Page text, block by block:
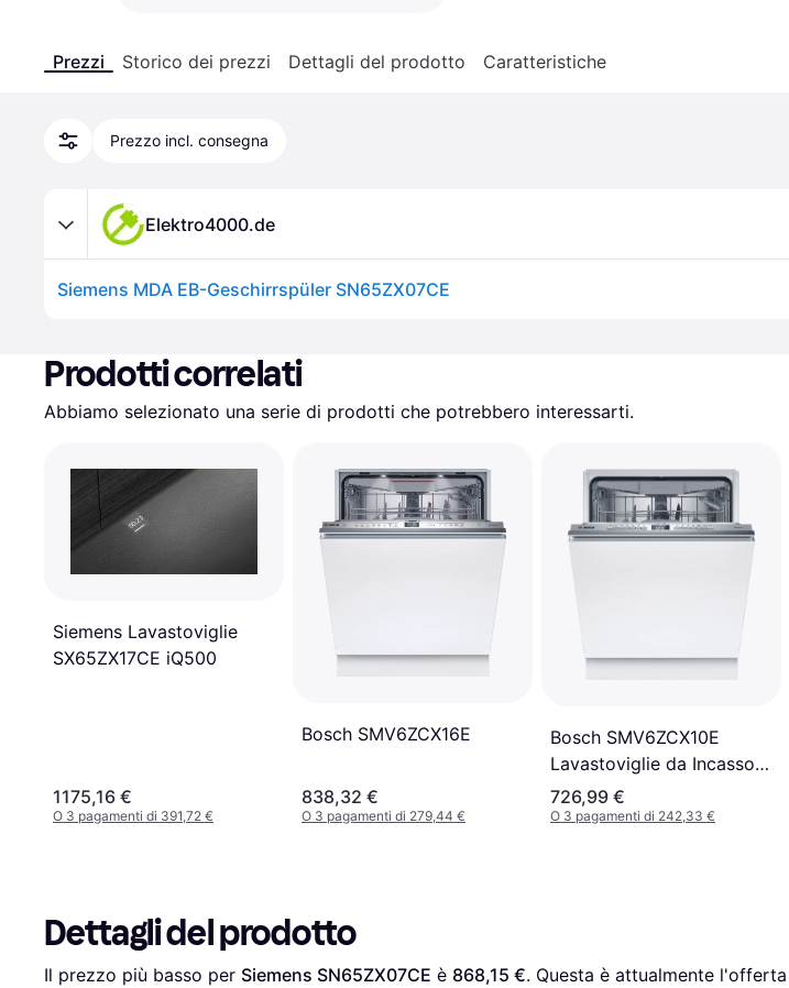
Prezzi Storico dei prezzi Dettagli del prodotto Caratteristiche
Prezzo incl. consegna
Elektro4000.de
Siemens MDA EB-Geschirrspüler SN65ZX07CE
Prodotti correlati
Abbiamo selezionato una serie di prodotti che potrebbero interessarti.
Siemens Lavastoviglie
SX65ZX17CE iQ500
1175,16 €
O 3 pagamenti di 391,72 €
Bosch SMV6ZCX16E
838,32 €
O 3 pagamenti di 279,44 €
Bosch SMV6ZCX10E
Lavastoviglie da Incasso
60 cm
726,99 €
O 3 pagamenti di 242,33 €
Dettagli del prodotto
Il prezzo più basso per Siemens SN65ZX07CE è 868,15 €. Questa è attualmente l'offerta